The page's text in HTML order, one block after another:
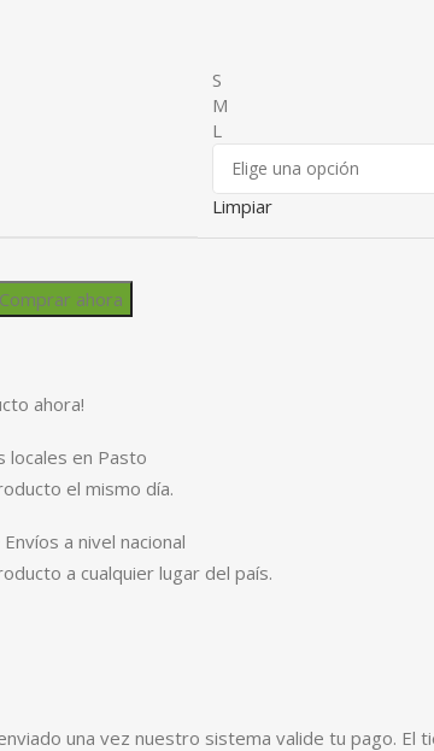
S
M
L
Limpiar
Comprar ahora
ahora!
locales en Pasto
el mismo día.
Envíos a nivel nacional
a cualquier lugar del país.
una vez nuestro sistema valide tu pago. El